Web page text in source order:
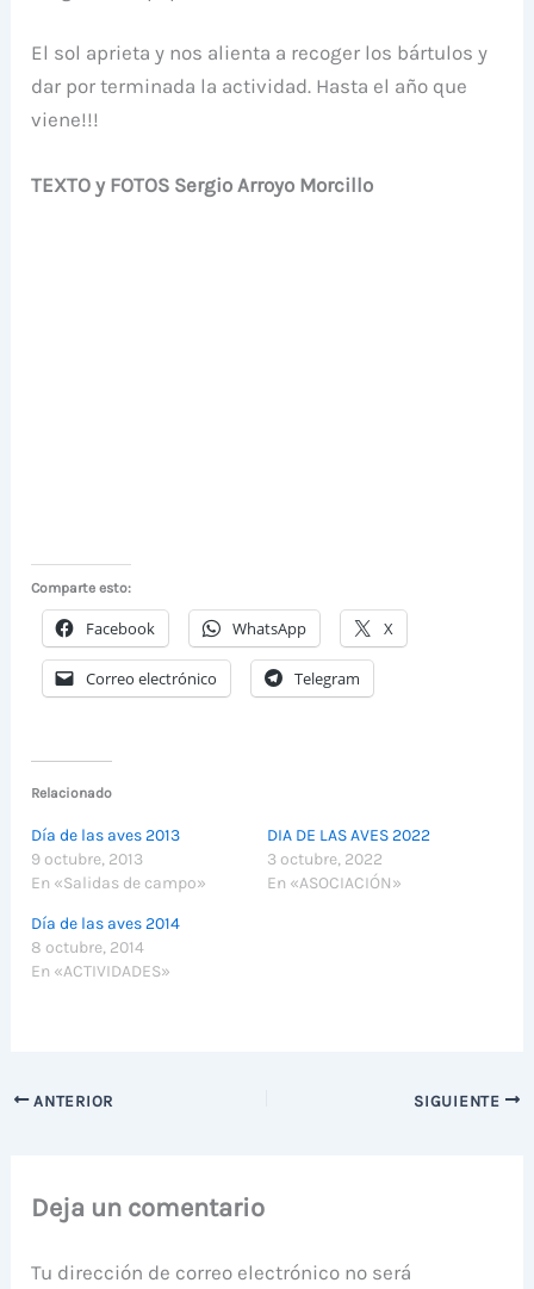
El sol aprieta y nos alienta a recoger los bártulos y
dar por terminada la actividad. Hasta el año que
viene!!!
TEXTO y FOTOS Sergio Arroyo Morcillo
Comparte esto:
Facebook WhatsApp X
Correo electrónico Telegram
Relacionado
Día de las aves 2013
9 octubre, 2013
En «Salidas de campo»
DIA DE LAS AVES 2022
3 octubre, 2022
En «ASOCIACIÓN»
Día de las aves 2014
8 octubre, 2014
En «ACTIVIDADES»
ANTERIOR SIGUIENTE
Deja un comentario
Tu dirección de correo electrónico no será